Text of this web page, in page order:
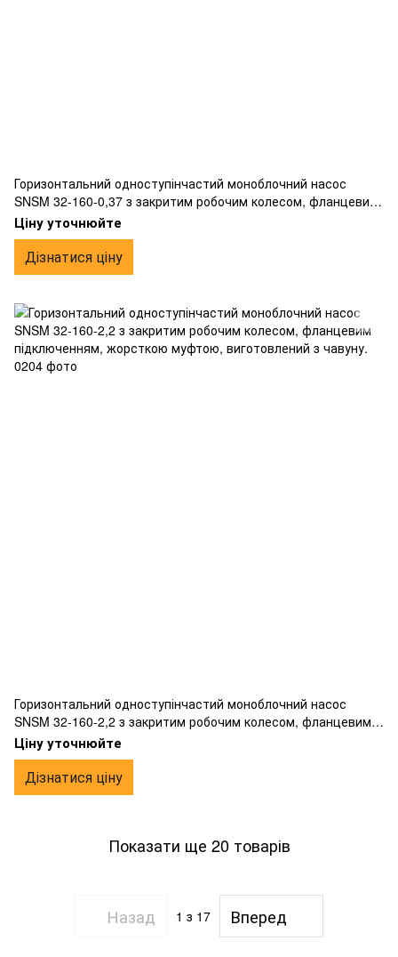
Горизонтальний одноступінчастий моноблочний насос
SNSM 32-160-0,37 з закритим робочим колесом, фланцевим
підключенням, жорсткою муфтою, виготовлений з чавуну.
Ціну уточнюйте
Дізнатися ціну
Горизонтальний одноступінчастий моноблочний насос
SNSM 32-160-2,2 з закритим робочим колесом, фланцевим
підключенням, жорсткою муфтою, виготовлений з чавуну.
Ціну уточнюйте
Дізнатися ціну
Показати ще 20 товарів
Назад 1 з 17 Вперед